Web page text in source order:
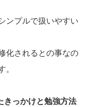
ンプルで扱いやすい
化されるとの事なの
っかけと勉強方法